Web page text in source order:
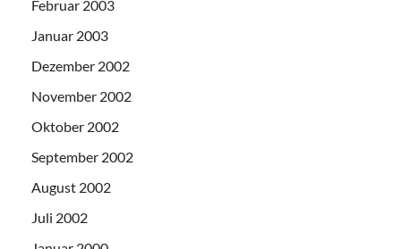
Februar 2003
Januar 2003
Dezember 2002
November 2002
Oktober 2002
September 2002
August 2002
Juli 2002